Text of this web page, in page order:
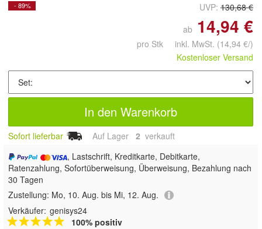
- 89% UVP: 130,68 €
ab 14,94 €
pro Stk inkl. MwSt. (14,94 €/)
Kostenloser Versand
In den Warenkorb
Sofort lieferbar Auf Lager 2 verkauft
, Lastschrift, Kreditkarte, Debitkarte,
Ratenzahlung, Sofortüberweisung, Überweisung, Bezahlung nach
30 Tagen
Zustellung: Mo, 10. Aug. bis Mi, 12. Aug.
Verkäufer: genisys24
100% positiv